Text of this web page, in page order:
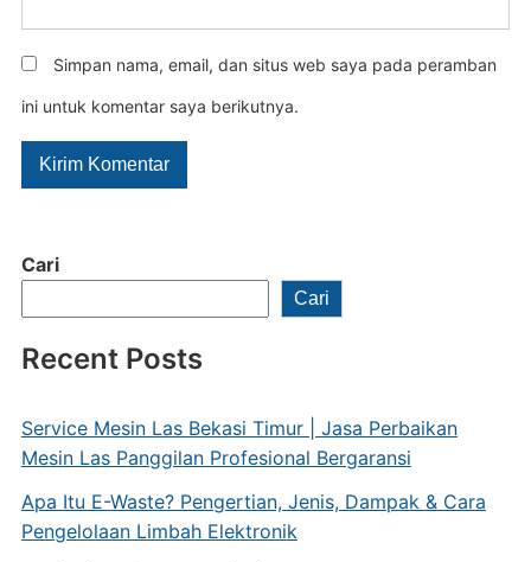
Cari
Cari
Recent Posts
Service Mesin Las Bekasi Timur | Jasa Perbaikan
Mesin Las Panggilan Profesional Bergaransi
Apa Itu E-Waste? Pengertian, Jenis, Dampak & Cara
Pengelolaan Limbah Elektronik
Simpan nama, email, dan situs web saya pada peramban
ini untuk komentar saya berikutnya.